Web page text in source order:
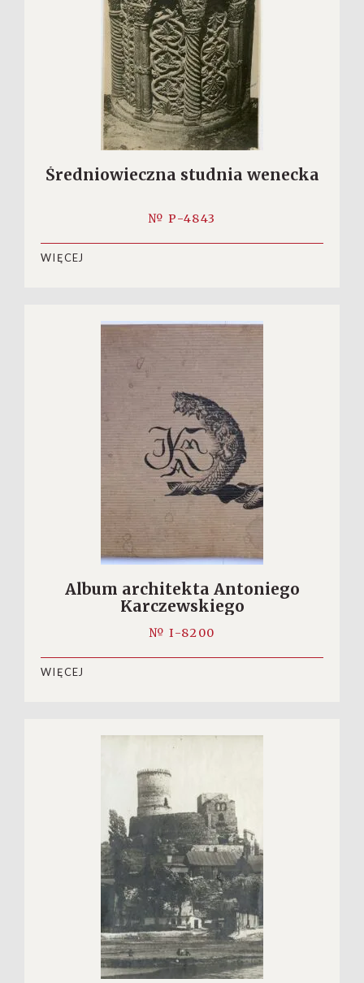
Średniowieczna studnia wenecka
№ P-4843
WIĘCEJ
Album architekta Antoniego
Karczewskiego
№ I-8200
WIĘCEJ